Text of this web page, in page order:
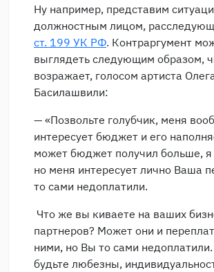
Ну например, представим
должностным лицом,
ст. 199 УК РФ. Контраргумент
выглядеть следующим образом,
возражает, голосом артиста
Басилашвили:
— «Позвольте голубчик, меня
интересует бюджет и его
может бюджет получил больше,
но меня интересует лично Ваша
то сами недоплатили.
Что же вы киваете на ваших
партнеров? Может они и
ними, но Вы то сами
будьте любезны,